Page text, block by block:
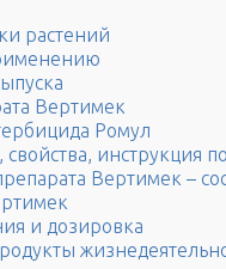
растений
Вертимек
Ромул
свойства, инструкция
Вертимек –
и дозировка